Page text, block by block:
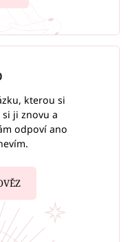
kterou si
ji znovu a
odpoví ano